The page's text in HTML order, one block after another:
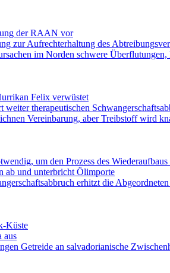
der RAAN vor
zur Aufrechterhaltung des
im Norden schwere
Felix verwüstet
therapeutischen
Vereinbarung, aber Treibstoff wird
um den Prozess des
ab und unterbricht Ölimporte
erhitzt die
Küste
aus
Getreide an salvadorianische